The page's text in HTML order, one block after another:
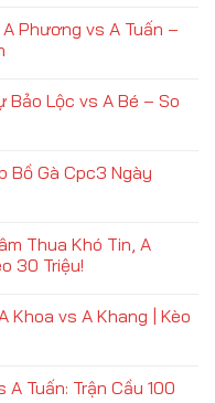
Phương vs A Tuấn –
Bảo Lộc vs A Bé – So
Bồ Gà Cpc3 Ngày
Thua Khó Tin, A
30 Triệu!
Khoa vs A Khang | Kèo
Tuấn: Trận Cầu 100